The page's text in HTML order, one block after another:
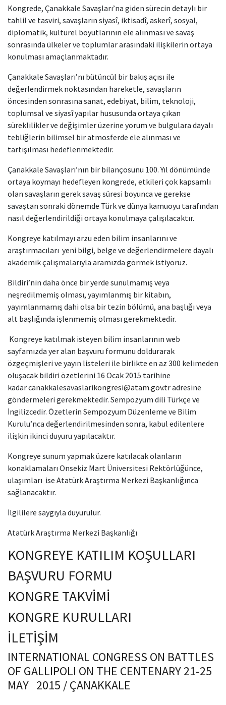
Kongrede, Çanakkale Savaşları’na giden sürecin detaylı bir
tahlil ve tasviri, savaşların siyasî, iktisadî, askerî, sosyal,
diplomatik, kültürel boyutlarının ele alınması ve savaş
sonrasında ülkeler ve toplumlar arasındaki ilişkilerin ortaya
konulması amaçlanmaktadır.
Çanakkale Savaşları’nı bütüncül bir bakış açısı ile
değerlendirmek noktasından hareketle, savaşların
öncesinden sonrasına sanat, edebiyat, bilim, teknoloji,
toplumsal ve siyasî yapılar hususunda ortaya çıkan
süreklilikler ve değişimler üzerine yorum ve bulgulara dayalı
tebliğlerin bilimsel bir atmosferde ele alınması ve
tartışılması hedeflenmektedir.
Çanakkale Savaşları’nın bir bilançosunu 100. Yıl dönümünde
ortaya koymayı hedefleyen kongrede, etkileri çok kapsamlı
olan savaşların gerek savaş süresi boyunca ve gerekse
savaştan sonraki dönemde Türk ve dünya kamuoyu tarafından
nasıl değerlendirildiği ortaya konulmaya çalışılacaktır.
Kongreye katılmayı arzu eden bilim insanlarını ve
araştırmacıları yeni bilgi, belge ve değerlendirmelere dayalı
akademik çalışmalarıyla aramızda görmek istiyoruz.
Bildiri’nin daha önce bir yerde sunulmamış veya
neşredilmemiş olması, yayımlanmış bir kitabın,
yayımlanmamış dahi olsa bir tezin bölümü, ana başlığı veya
alt başlığında işlenmemiş olması gerekmektedir.
Kongreye katılmak isteyen bilim insanlarının web
sayfamızda yer alan başvuru formunu doldurarak
özgeçmişleri ve yayın listeleri ile birlikte en az 300 kelimeden
oluşacak bildiri özetlerini 16 Ocak 2015 tarihine
kadar canakkalesavaslarikongresi@atam.gov.tradresine
göndermeleri gerekmektedir. Sempozyum dili Türkçe ve
İngilizcedir. Özetlerin Sempozyum Düzenleme ve Bilim
Kurulu’nca değerlendirilmesinden sonra, kabul edilenlere
ilişkin ikinci duyuru yapılacaktır.
Kongreye sunum yapmak üzere katılacak olanların
konaklamaları Onsekiz Mart Üniversitesi Rektörlüğünce,
ulaşımları ise Atatürk Araştırma Merkezi Başkanlığınca
sağlanacaktır.
İlgililere saygıyla duyurulur.
Atatürk Araştırma Merkezi Başkanlığı
KONGREYE KATILIM KOŞULLARI
BAŞVURU FORMU
KONGRE TAKVİMİ
KONGRE KURULLARI
İLETİŞİM
INTERNATIONAL CONGRESS ON BATTLES
OF GALLIPOLI ON THE CENTENARY 21-25
MAY 2015 / ÇANAKKALE